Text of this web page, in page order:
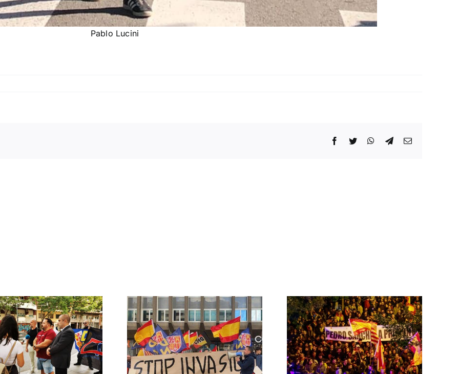
Pablo Lucini
Facebook
Twitter WhatsApp
TelegramCorreo
Crónica acto DN
contra la invasión
migratoria y el
DN ante las
protestas contra el
Gobierno